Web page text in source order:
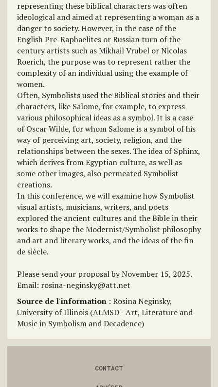
representing these biblical characters was often
ideological and aimed at representing a woman as a
danger to society. However, in the case of the
English Pre-Raphaelites or Russian turn of the
century artists such as Mikhail Vrubel or Nicolas
Roerich, the purpose was to represent rather the
complexity of an individual using the example of
women.
Often, Symbolists used the Biblical stories and their
characters, like Salome, for example, to express
various philosophical ideas as a symbol. It is a case
of Oscar Wilde, for whom Salome is a symbol of his
way of perceiving art, society, religion, and the
relationships between the sexes. The idea of Sphinx,
which derives from Egyptian culture, as well as
some other images, also permeated Symbolist
creations.
In this conference, we will examine how Symbolist
visual artists, musicians, writers, and poets
explored the ancient cultures and the Bible in their
works to shape the Modernist/Symbolist philosophy
and art and literary works, and the ideas of the fin
de siècle.
Please send your proposal by November 15, 2025.
Email: rosina-neginsky@att.net
Source de l'information : Rosina Neginsky,
University of Illinois (ALMSD - Art, Literature and
Music in Symbolism and Decadence)
CONTACT